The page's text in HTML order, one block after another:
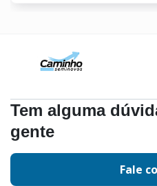
Tem alguma
gente
Fale